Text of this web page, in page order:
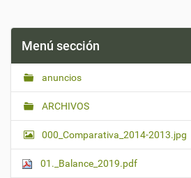
Menú sección
anuncios
ARCHIVOS
000_Comparativa_2014-2013.jpg
01._Balance_2019.pdf